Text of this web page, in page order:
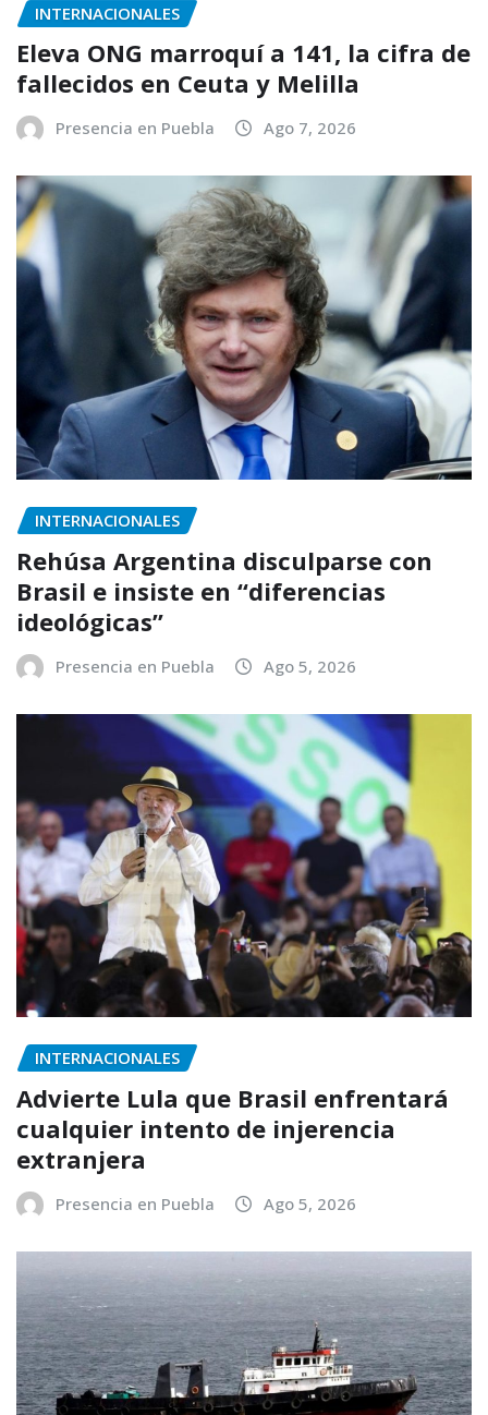
INTERNACIONALES
Eleva ONG marroquí a 141, la cifra de
fallecidos en Ceuta y Melilla
Presencia en Puebla Ago 7, 2026
INTERNACIONALES
Rehúsa Argentina disculparse con
Brasil e insiste en “diferencias
ideológicas”
Presencia en Puebla Ago 5, 2026
INTERNACIONALES
Advierte Lula que Brasil enfrentará
cualquier intento de injerencia
extranjera
Presencia en Puebla Ago 5, 2026